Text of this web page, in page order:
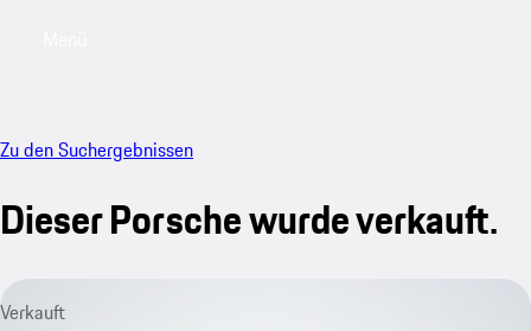
Zu den Suchergebnissen
Dieser Porsche wurde verkauft.
Verkauft